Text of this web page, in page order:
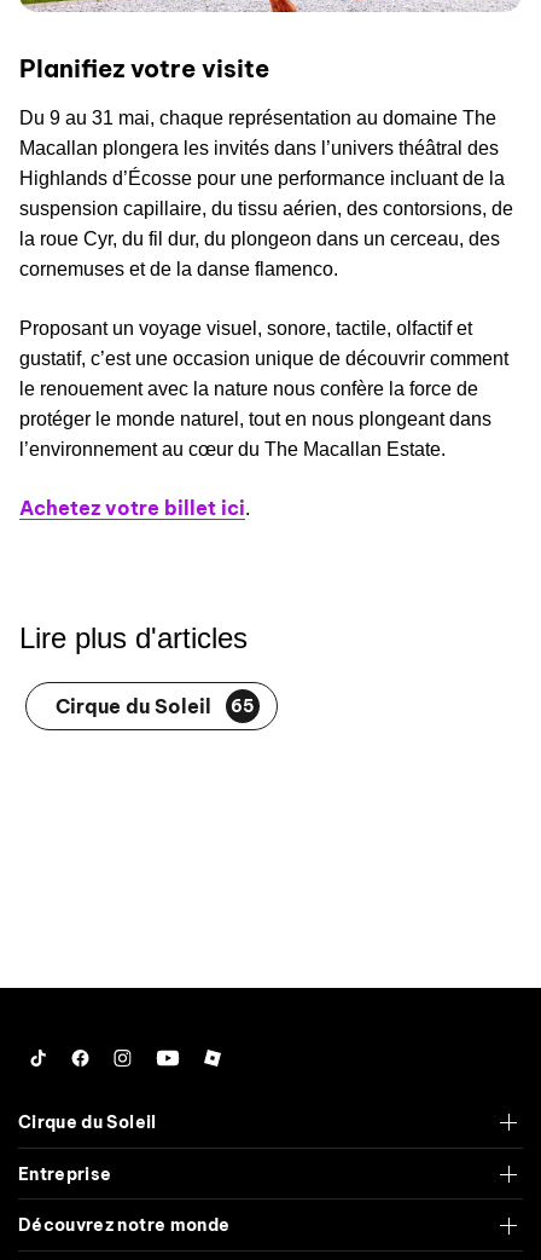
Planifiez votre visite
Du 9 au 31 mai, chaque représentation au domaine The
Macallan plongera les invités dans l’univers théâtral des
Highlands d’Écosse pour une performance incluant de la
suspension capillaire, du tissu aérien, des contorsions, de
la roue Cyr, du fil dur, du plongeon dans un cerceau, des
cornemuses et de la danse flamenco.
Proposant un voyage visuel, sonore, tactile, olfactif et
gustatif, c’est une occasion unique de découvrir comment
le renouement avec la nature nous confère la force de
protéger le monde naturel, tout en nous plongeant dans
l’environnement au cœur du The Macallan Estate.
Achetez votre billet ici.
Lire plus d'articles
Cirque du Soleil 65
TiktokFacebook
Instagram
YouTubeRoblox
Cirque du Soleil
Entreprise
Découvrez notre monde